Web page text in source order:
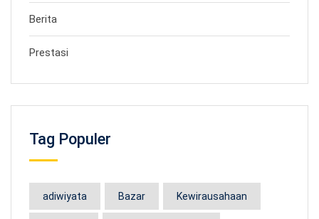
Berita
Prestasi
Tag Populer
adiwiyata Bazar Kewirausahaan